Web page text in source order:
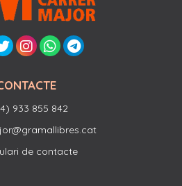
933 855 842
de contacte